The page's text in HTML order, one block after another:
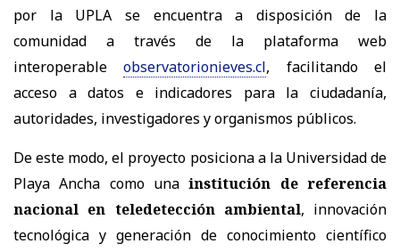
por la UPLA se encuentra a disposición de la
comunidad a través de la plataforma web
interoperable
observatorionieves.cl, facilitando el
acceso a datos e indicadores para la ciudadanía,
autoridades, investigadores y organismos públicos.
De este modo, el proyecto posiciona a la Universidad de
Playa Ancha como una institución de referencia
nacional en teledetección ambiental, innovación
tecnológica y generación de conocimiento científico